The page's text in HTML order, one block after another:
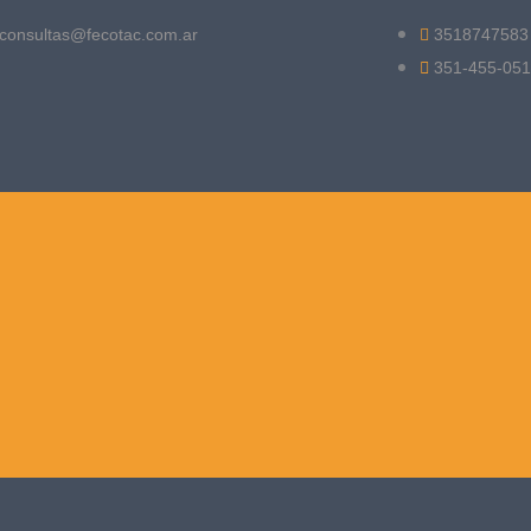
consultas@fecotac.com.ar
3518747583
351-455-